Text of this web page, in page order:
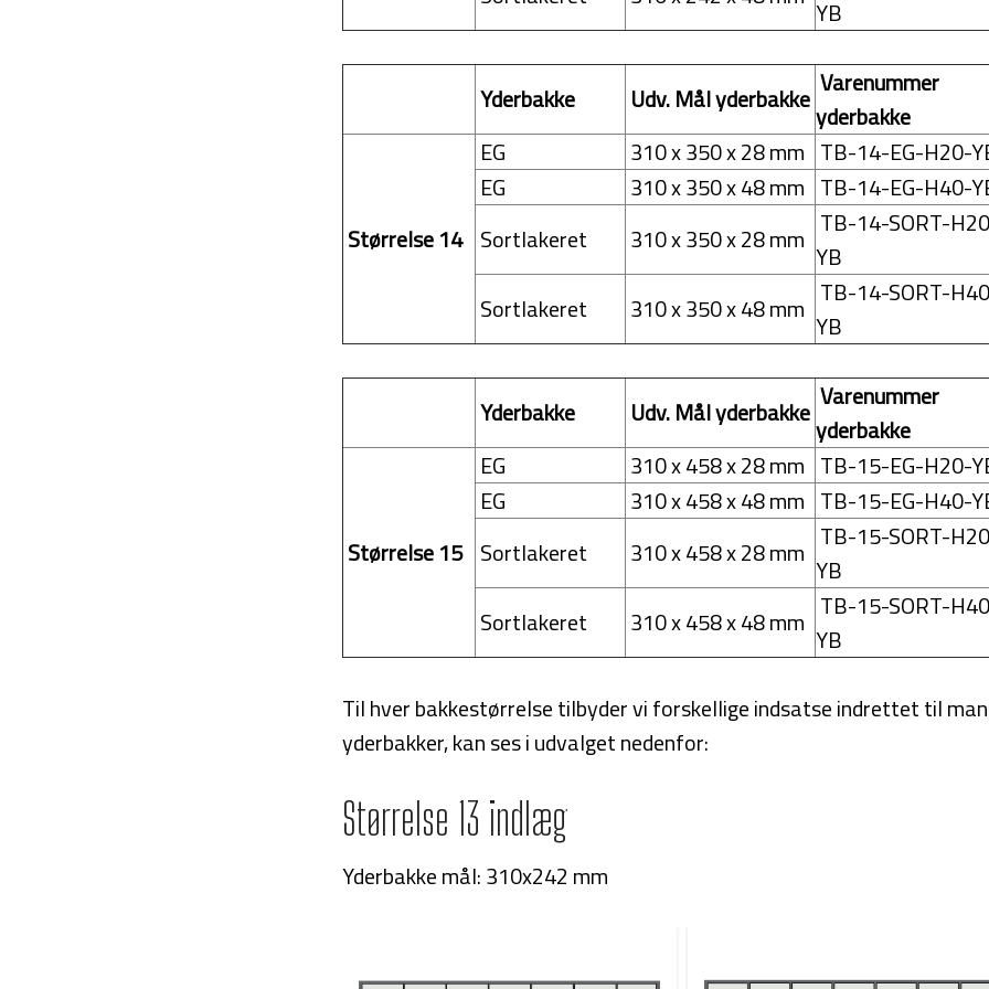
YB
Yderbakke Udv. Mål yderbakke Varenummer
yderbakke
Størrelse 14
EG 310 x 350 x 28 mm TB-14-EG-H20-
EG
310 x 350 x 48 mm TB-14-EG-H40-
Sortlakeret
310 x 350 x 28 mm TB-14-SORT-
YB
Sortlakeret
310 x 350 x 48 mm TB-14-SORT-
YB
Yderbakke Udv. Mål yderbakke Varenummer
yderbakke
Størrelse 15
EG 310 x 458 x 28 mm TB-15-EG-H20-
EG
310 x 458 x 48 mm TB-15-EG-H40-
Sortlakeret
310 x 458 x 28 mm TB-15-SORT-
YB
Sortlakeret
310 x 458 x 48 mm TB-15-SORT-
YB
Til hver bakkestørrelse tilbyder vi forskellige indsatse indrettet til
yderbakker, kan ses i udvalget nedenfor:
Størrelse 13 indlæg
Yderbakke mål: 310x242 mm